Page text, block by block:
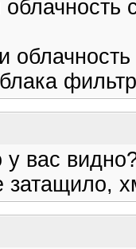
у вас
затащило,